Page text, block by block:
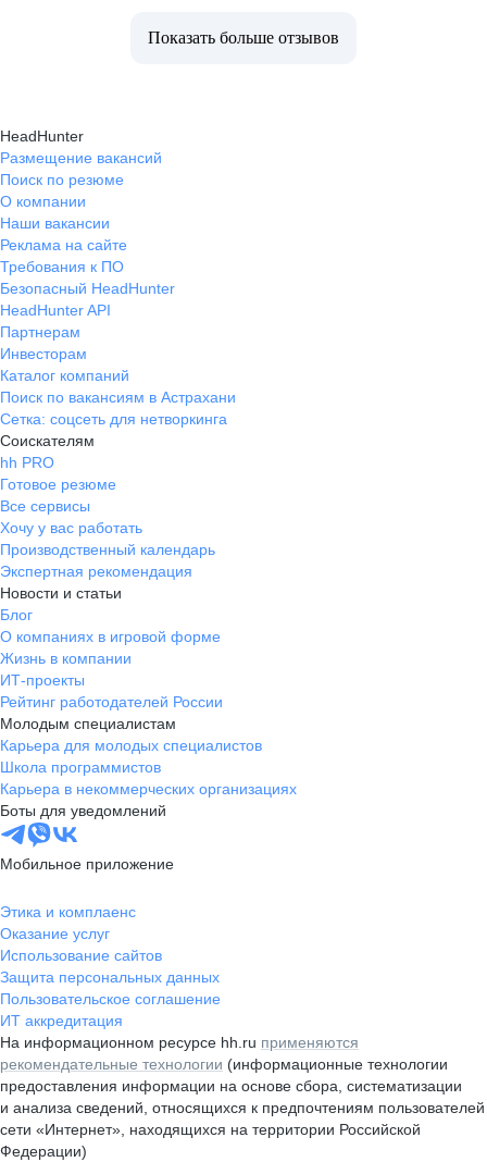
Показать больше отзывов
HeadHunter
Размещение вакансий
Поиск по резюме
О компании
Наши вакансии
Реклама на сайте
Требования к ПО
Безопасный HeadHunter
HeadHunter API
Партнерам
Инвесторам
Каталог компаний
Поиск по вакансиям в Астрахани
Сетка: соцсеть для нетворкинга
Соискателям
hh PRO
Готовое резюме
Все сервисы
Хочу у вас работать
Производственный календарь
Экспертная рекомендация
Новости и статьи
Блог
О компаниях в игровой форме
Жизнь в компании
ИТ-проекты
Рейтинг работодателей России
Молодым специалистам
Карьера для молодых специалистов
Школа программистов
Карьера в некоммерческих организациях
Боты для уведомлений
Мобильное приложение
Этика и комплаенс
Оказание услуг
Использование сайтов
Защита персональных данных
Пользовательское соглашение
ИТ аккредитация
На информационном ресурсе hh.ru применяются
рекомендательные технологии (информационные технологии
предоставления информации на основе сбора, систематизации
и анализа сведений, относящихся к предпочтениям пользователей
сети «Интернет», находящихся на территории Российской
Федерации)